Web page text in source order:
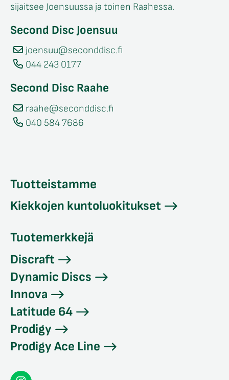
sijaitsee Joensuussa ja toinen Raahessa.
Second Disc Joensuu
joensuu@seconddisc.fi
044 243 0177
Second Disc Raahe
raahe@seconddisc.fi
040 584 7686
Tuotteistamme
Kiekkojen kuntoluokitukset
Tuotemerkkejä
Discraft
Dynamic Discs
Innova
Latitude 64
Prodigy
Prodigy Ace Line